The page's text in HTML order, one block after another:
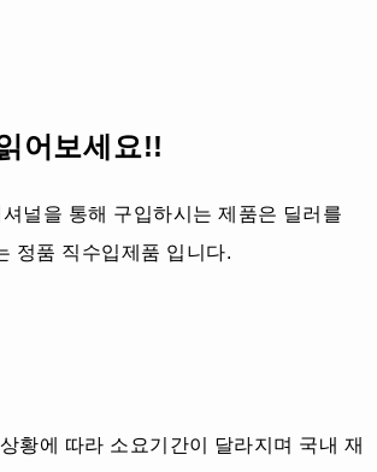
어보세요!!
널을 통해 구입하시는 제품은 딜러를
정품 직수입제품 입니다.
황에 따라 소요기간이 달라지며 국내 재